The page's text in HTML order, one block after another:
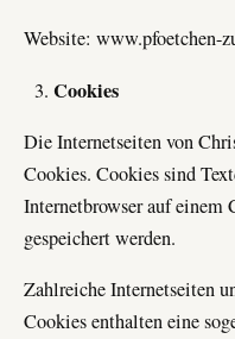
Website: www.pfoetchen-
Cookies
Die Internetseiten von
Cookies. Cookies sind
Internetbrowser auf einem
gespeichert werden.
Zahlreiche Internetseiten
Cookies enthalten eine